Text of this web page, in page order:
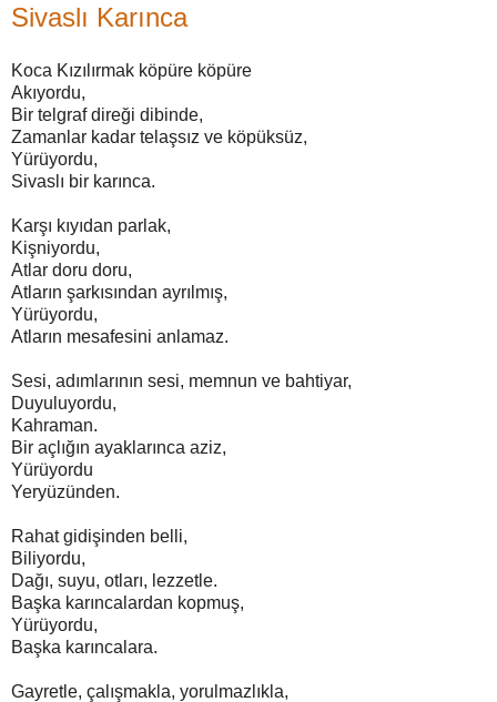
Sivaslı Karınca
Koca Kızılırmak köpüre köpüre
Akıyordu,
Bir telgraf direği dibinde,
Zamanlar kadar telaşsız ve köpüksüz,
Yürüyordu,
Sivaslı bir karınca.
Karşı kıyıdan parlak,
Kişniyordu,
Atlar doru doru,
Atların şarkısından ayrılmış,
Yürüyordu,
Atların mesafesini anlamaz.
Sesi, adımlarının sesi, memnun ve bahtiyar,
Duyuluyordu,
Kahraman.
Bir açlığın ayaklarınca aziz,
Yürüyordu
Yeryüzünden.
Rahat gidişinden belli,
Biliyordu,
Dağı, suyu, otları, lezzetle.
Başka karıncalardan kopmuş,
Yürüyordu,
Başka karıncalara.
Gayretle, çalışmakla, yorulmazlıkla,